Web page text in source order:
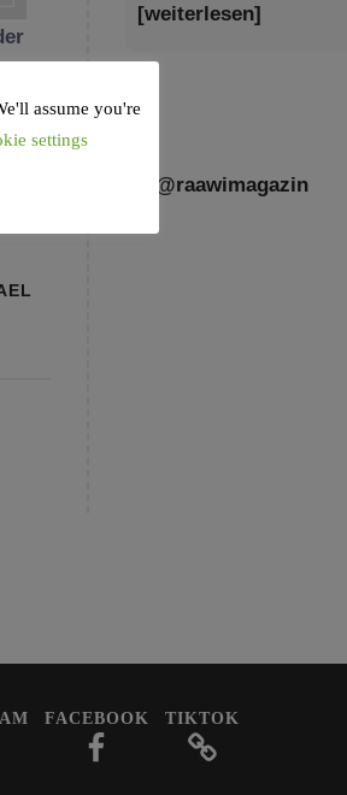
@raawimagazin
FACEBOOK TIKTOK
assume you're
settings